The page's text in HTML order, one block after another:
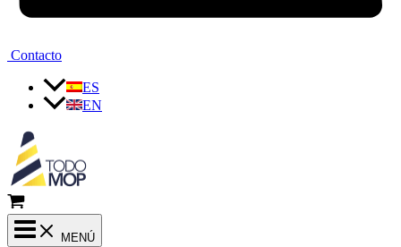
Contacto
ES
EN
MENÚ